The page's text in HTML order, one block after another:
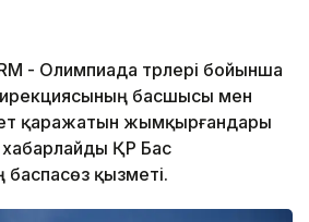
- Олимпиада түрлері бойынша
басшысы мен
қаражатын жымқырғандары
хабарлайды ҚР Бас
қызметі.